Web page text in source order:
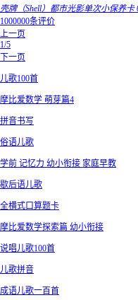
壳牌（Shell）都市光影单次小保养
1000000条评价
上一页
1/5
下一页
儿歌100首
摩比爱数学 萌芽篇4
拼音书写
俗语儿歌
学前 记忆力 幼小衔接 家庭早教
歇后语儿歌
全横式口算题卡
摩比爱数学探索篇 幼小衔接
说唱儿歌100首
儿歌拼音
成语儿歌一百首